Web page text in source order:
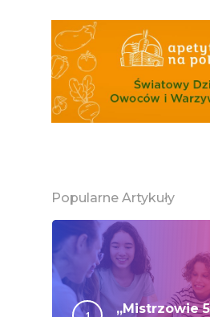
Popularne Artykuły
„Mistrzowie